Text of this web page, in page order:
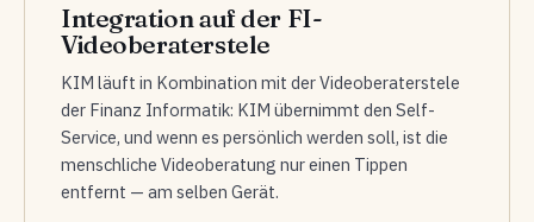
Integration auf der FI-
Videoberaterstele
KIM läuft in Kombination mit der Videoberaterstele
der Finanz Informatik: KIM übernimmt den Self-
Service, und wenn es persönlich werden soll, ist die
menschliche Videoberatung nur einen Tippen
entfernt — am selben Gerät.